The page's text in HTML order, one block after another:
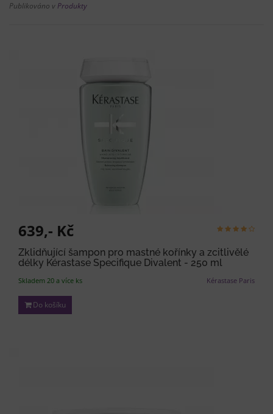
Publikováno v Produkty
639,- Kč
Zklidňující šampon pro mastné kořínky a zcitlivělé
délky Kérastase Specifique Divalent - 250 ml
Kérastase Paris
Skladem 20 a více ks
Do košíku